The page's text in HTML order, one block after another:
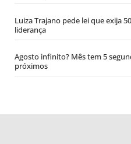
Luiza Trajano pede lei que exija
liderança
Agosto infinito? Mês tem 5
próximos